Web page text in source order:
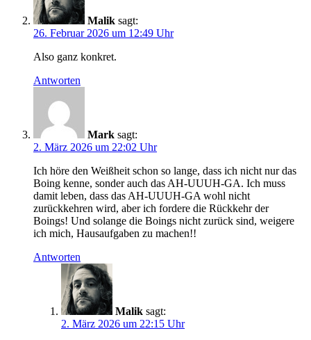
Malik sagt:
26. Februar 2026 um 12:49 Uhr
Also ganz konkret.
Antworten
Mark sagt:
2. März 2026 um 22:02 Uhr
Ich höre den Weißheit schon so lange, dass ich nicht nur das
Boing kenne, sonder auch das AH-UUUH-GA. Ich muss
damit leben, dass das AH-UUUH-GA wohl nicht
zurückkehren wird, aber ich fordere die Rückkehr der
Boings! Und solange die Boings nicht zurück sind, weigere
ich mich, Hausaufgaben zu machen!!
Antworten
Malik sagt:
2. März 2026 um 22:15 Uhr